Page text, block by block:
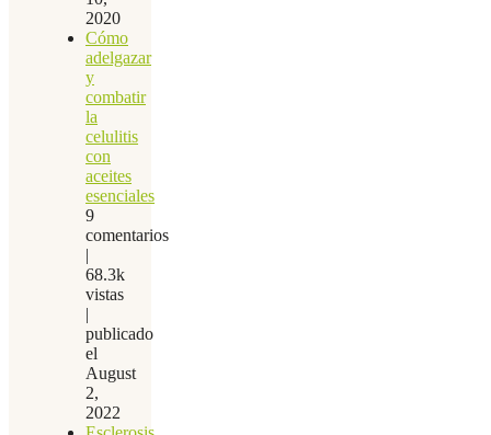
2020
Cómo
adelgazar
y
combatir
la
celulitis
con
aceites
esenciales
9
comentarios
|
68.3k
vistas
|
publicado
el
August
2,
2022